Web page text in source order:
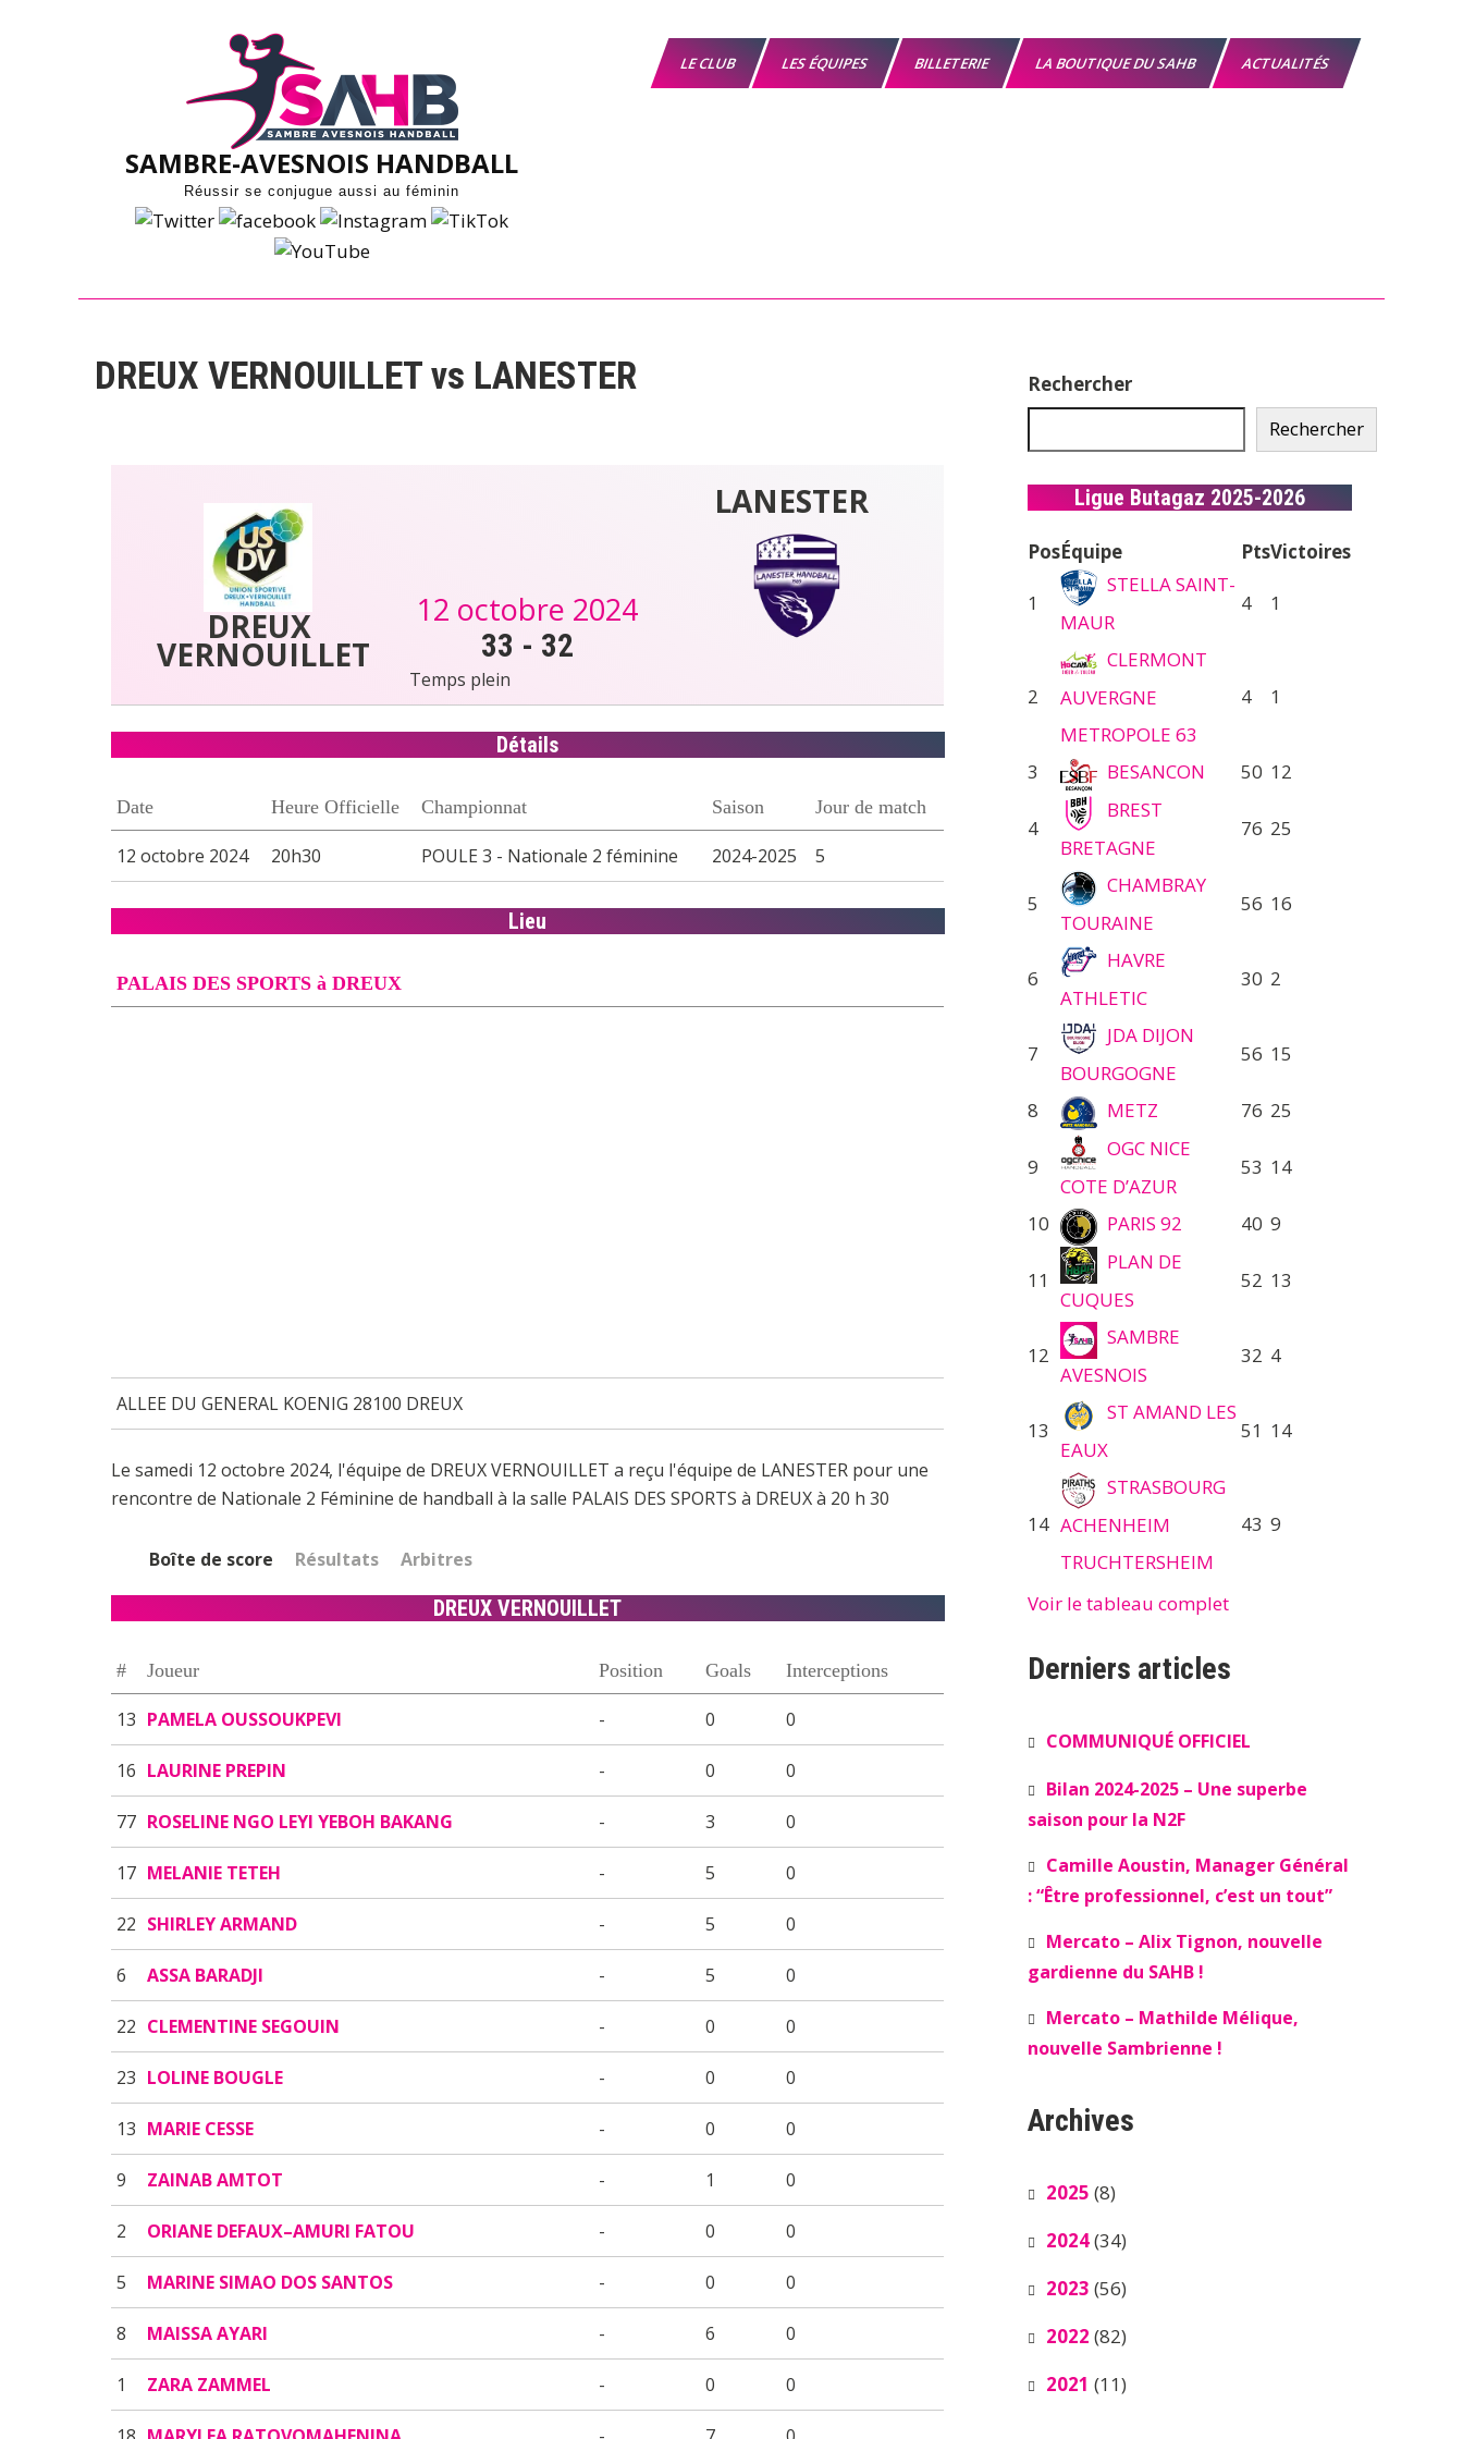
SAMBRE-AVESNOIS HANDBALL
Réussir se conjugue aussi au féminin
LE CLUB LES ÉQUIPES BILLETERIE LA BOUTIQUE DU SAHB ACTUALITÉS
DREUX VERNOUILLET vs LANESTER
DREUX
VERNOUILLET
LANESTER
12 octobre 2024
33 - 32
Temps plein
Détails
Date Heure Officielle Championnat Saison Jour de match
12 octobre 2024 20h30 POULE 3 - Nationale 2 féminine 2024-2025 5
Lieu
PALAIS DES SPORTS à DREUX
ALLEE DU GENERAL KOENIG 28100 DREUX
Le samedi 12 octobre 2024, l'équipe de DREUX VERNOUILLET a reçu l'équipe de LANESTER pour une
rencontre de Nationale 2 Féminine de handball à la salle PALAIS DES SPORTS à DREUX à 20 h 30
Boîte de score Résultats Arbitres
DREUX VERNOUILLET
# Joueur Position Goals Interceptions
13 PAMELA OUSSOUKPEVI - 0 0
16 LAURINE PREPIN - 0 0
77 ROSELINE NGO LEYI YEBOH BAKANG - 3 0
17 MELANIE TETEH - 5 0
22 SHIRLEY ARMAND - 5 0
6 ASSA BARADJI - 5 0
22 CLEMENTINE SEGOUIN - 0 0
23 LOLINE BOUGLE - 0 0
13 MARIE CESSE - 0 0
9 ZAINAB AMTOT - 1 0
2 ORIANE DEFAUX–AMURI FATOU - 0 0
5 MARINE SIMAO DOS SANTOS - 0 0
8 MAISSA AYARI - 6 0
1 ZARA ZAMMEL - 0 0
Rechercher
Rechercher
Ligue Butagaz 2025-2026
PosÉquipe PtsVictoires
1
STELLA SAINT-
MAUR
4 1
2
CLERMONT
AUVERGNE
METROPOLE 63
4 1
3 BESANCON 50 12
4
BREST
BRETAGNE
76 25
5
CHAMBRAY
TOURAINE
56 16
6
HAVRE
ATHLETIC
30 2
7
JDA DIJON
BOURGOGNE
56 15
8 METZ 76 25
9
OGC NICE
COTE D’AZUR
53 14
10 PARIS 92 40 9
11
PLAN DE
CUQUES
52 13
12
SAMBRE
AVESNOIS
32 4
13
ST AMAND LES
EAUX
51 14
14
STRASBOURG
ACHENHEIM
TRUCHTERSHEIM
43 9
Voir le tableau complet
Derniers articles
COMMUNIQUÉ OFFICIEL
Bilan 2024-2025 – Une superbe
saison pour la N2F
Camille Aoustin, Manager Général
: “Être professionnel, c’est un tout”
Mercato – Alix Tignon, nouvelle
gardienne du SAHB !
Mercato – Mathilde Mélique,
nouvelle Sambrienne !
Archives
2025 (8)
2024(34)
2023 (56)
2022 (82)
2021 (11)